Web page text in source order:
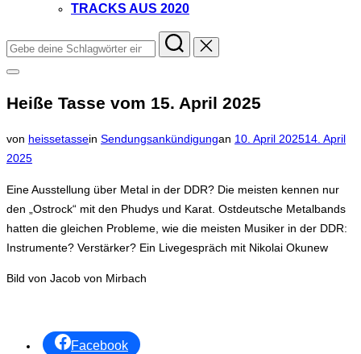
TRACKS AUS 2020
Suchen
nach:
Seitenleiste
Navigation
Heiße Tasse vom 15. April 2025
von heissetassein Sendungsankündigungan Veröffentlicht
10. April 202514. April
2025
Eine Ausstellung über Metal in der DDR? Die meisten kennen nur
den „Ostrock“ mit den Phudys und Karat. Ostdeutsche Metalbands
hatten die gleichen Probleme, wie die meisten Musiker in der DDR:
Instrumente? Verstärker? Ein Livegespräch mit Nikolai Okunew
Bild von Jacob von Mirbach
Facebook